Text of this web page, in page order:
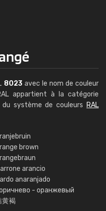
8023avec le nom de couleur
appartient à la catégorie
système de couleurs RAL
brown
arancio
anaranjado
- оранжевый
黄褐